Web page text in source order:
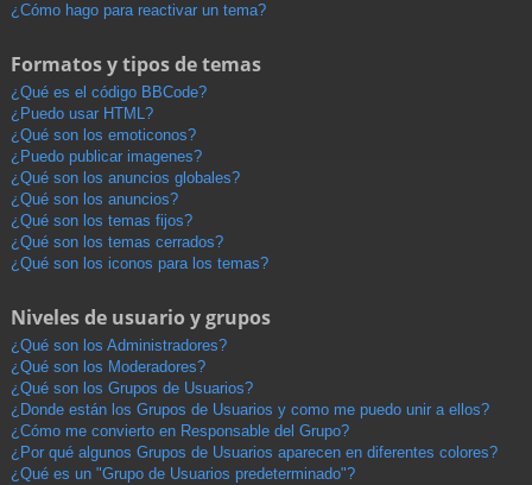
¿Cómo hago para reactivar un tema?
Formatos y tipos de temas
¿Qué es el código BBCode?
¿Puedo usar HTML?
¿Qué son los emoticonos?
¿Puedo publicar imagenes?
¿Qué son los anuncios globales?
¿Qué son los anuncios?
¿Qué son los temas fijos?
¿Qué son los temas cerrados?
¿Qué son los iconos para los temas?
Niveles de usuario y grupos
¿Qué son los Administradores?
¿Qué son los Moderadores?
¿Qué son los Grupos de Usuarios?
¿Donde están los Grupos de Usuarios y como me puedo unir a ellos?
¿Cómo me convierto en Responsable del Grupo?
¿Por qué algunos Grupos de Usuarios aparecen en diferentes colores?
¿Qué es un "Grupo de Usuarios predeterminado"?